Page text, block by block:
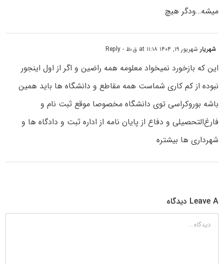
میشه…ودگر هیچ
شهریار شهریور ۱۹, ۱۴۰۴ at ۱۱:۱۸ ق٫ظ - Reply
این که بازخورد نمیخواد معلومه همه راضین و اگر از اول اینجور
نبوده از کم کاری شماست همه مقاطع و دانشگاه ها باید همین
باشه بوروکراسی توی دانشگاه مخصوصا موقع ثبت نام و
فارغ‌التحصیلی و دفاع از پایان نامه از اداره ثبت و دادگاه ها و
شهرداری ها بیشتره
Leave A دیدگاه
دیدگاه